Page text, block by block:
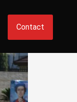
Contact